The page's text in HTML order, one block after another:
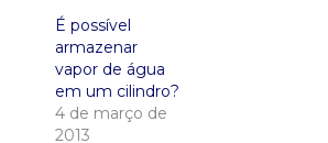
É possível
armazenar
vapor de água
em um cilindro?
4 de março de
2013